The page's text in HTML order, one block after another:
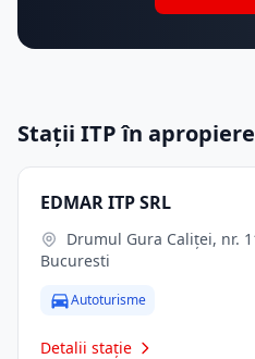
Stații ITP în apropiere
EDMAR ITP SRL
Bucuresti
Autoturisme
Detalii stație